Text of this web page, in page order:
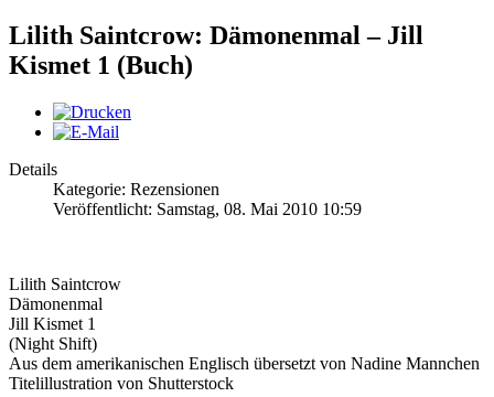
Lilith Saintcrow: Dämonenmal – Jill
Kismet 1 (Buch)
Details
Kategorie: Rezensionen
Veröffentlicht: Samstag, 08. Mai 2010 10:59
Lilith Saintcrow
Dämonenmal
Jill Kismet 1
(Night Shift)
Aus dem amerikanischen Englisch übersetzt von Nadine Mannchen
Titelillustration von Shutterstock